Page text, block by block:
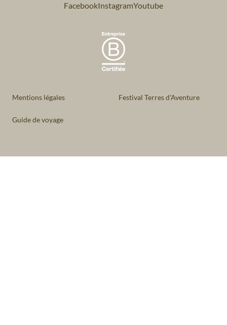
FacebookInstagramYoutube
Mentions légales Festival Terres d'Aventure
Guide de voyage